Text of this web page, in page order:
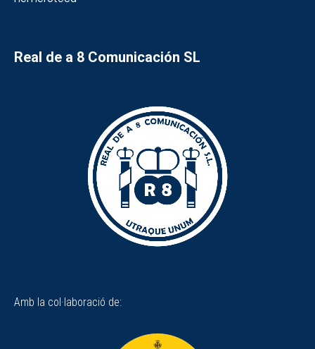
Real de a 8 Comunicación SL
Amb la col·laboració de: